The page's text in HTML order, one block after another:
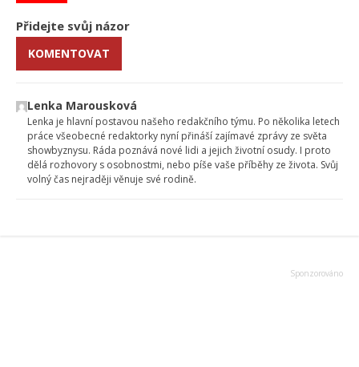
Přidejte svůj názor
KOMENTOVAT
Lenka Marousková
Lenka je hlavní postavou našeho redakčního týmu. Po několika letech
práce všeobecné redaktorky nyní přináší zajímavé zprávy ze světa
showbyznysu. Ráda poznává nové lidi a jejich životní osudy. I proto
dělá rozhovory s osobnostmi, nebo píše vaše příběhy ze života. Svůj
volný čas nejraději věnuje své rodině.